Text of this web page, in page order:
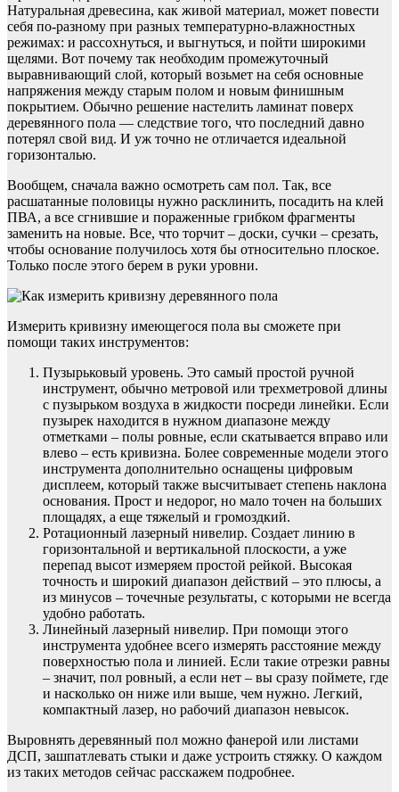
Натуральная древесина, как живой материал, может повести
себя по-разному при разных температурно-влажностных
режимах: и рассохнуться, и выгнуться, и пойти широкими
щелями. Вот почему так необходим промежуточный
выравнивающий слой, который возьмет на себя основные
напряжения между старым полом и новым финишным
покрытием. Обычно решение настелить ламинат поверх
деревянного пола — следствие того, что последний давно
потерял свой вид. И уж точно не отличается идеальной
горизонталью.
Вообщем, сначала важно осмотреть сам пол. Так, все
расшатанные половицы нужно расклинить, посадить на клей
ПВА, а все сгнившие и пораженные грибком фрагменты
заменить на новые. Все, что торчит – доски, сучки – срезать,
чтобы основание получилось хотя бы относительно плоское.
Только после этого берем в руки уровни.
Измерить кривизну имеющегося пола вы сможете при
помощи таких инструментов:
Пузырьковый уровень. Это самый простой ручной
инструмент, обычно метровой или трехметровой длины
с пузырьком воздуха в жидкости посреди линейки. Если
пузырек находится в нужном диапазоне между
отметками – полы ровные, если скатывается вправо или
влево – есть кривизна. Более современные модели этого
инструмента дополнительно оснащены цифровым
дисплеем, который также высчитывает степень наклона
основания. Прост и недорог, но мало точен на больших
площадях, а еще тяжелый и громоздкий.
Ротационный лазерный нивелир. Создает линию в
горизонтальной и вертикальной плоскости, а уже
перепад высот измеряем простой рейкой. Высокая
точность и широкий диапазон действий – это плюсы, а
из минусов – точечные результаты, с которыми не всегда
удобно работать.
Линейный лазерный нивелир. При помощи этого
инструмента удобнее всего измерять расстояние между
поверхностью пола и линией. Если такие отрезки равны
– значит, пол ровный, а если нет – вы сразу поймете, где
и насколько он ниже или выше, чем нужно. Легкий,
компактный лазер, но рабочий диапазон невысок.
Выровнять деревянный пол можно фанерой или листами
ДСП, зашпатлевать стыки и даже устроить стяжку. О каждом
из таких методов сейчас расскажем подробнее.